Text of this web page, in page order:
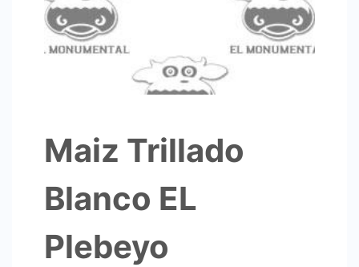
Maiz Trillado
Blanco EL
Plebeyo